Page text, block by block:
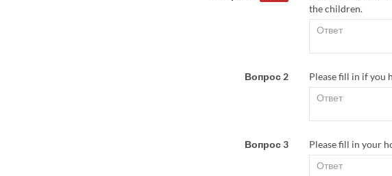
the children.
Вопрос 2 Please fill in if you
Вопрос 3 Please fill in your